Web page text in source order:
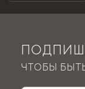
ЧТОБЫ